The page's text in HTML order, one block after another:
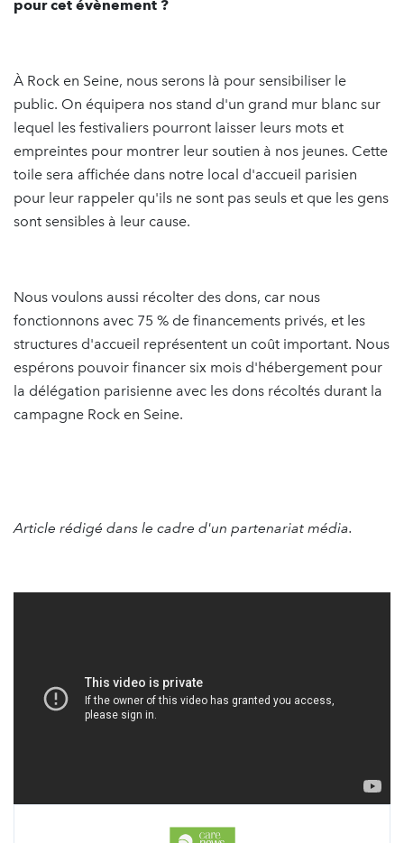
pour cet évènement ?
À Rock en Seine, nous serons là pour sensibiliser le
public. On équipera nos stand d'un grand mur blanc sur
lequel les festivaliers pourront laisser leurs mots et
empreintes pour montrer leur soutien à nos jeunes. Cette
toile sera affichée dans notre local d'accueil parisien
pour leur rappeler qu'ils ne sont pas seuls et que les gens
sont sensibles à leur cause.
Nous voulons aussi récolter des dons, car nous
fonctionnons avec 75 % de financements privés, et les
structures d'accueil représentent un coût important. Nous
espérons pouvoir financer six mois d'hébergement pour
la délégation parisienne avec les dons récoltés durant la
campagne Rock en Seine.
Article rédigé dans le cadre d'un partenariat média.